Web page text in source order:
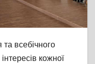
всебічного
кожної